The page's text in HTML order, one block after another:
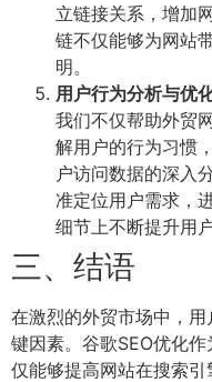
立链接关系，增加
链不仅能够为网站
明。
用户行为分析与优
我们不仅帮助外贸
解用户的行为习惯
户访问数据的深入
准定位用户需求，
细节上不断提升用
三、结语
在激烈的外贸市场中，
键因素。谷歌SEO优化
仅能够提高网站在搜索